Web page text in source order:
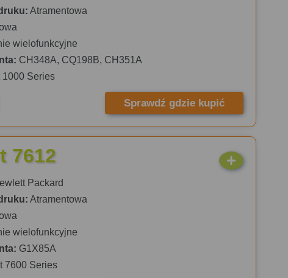
Atramentowa
wielofunkcyjne
CH348A, CQ198B, CH351A
1000 Series
Sprawdź gdzie kupić
7612
Packard
Atramentowa
wielofunkcyjne
G1X85A
7600 Series